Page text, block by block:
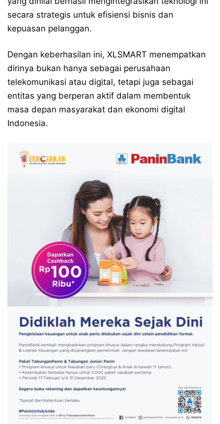
secara strategis untuk efisiensi bisnis dan
kepuasan pelanggan.
Dengan keberhasilan ini, XLSMART menempatkan
dirinya bukan hanya sebagai perusahaan
telekomunikasi atau digital, tetapi juga sebagai
entitas yang berperan aktif dalam membentuk
masa depan masyarakat dan ekonomi digital
Indonesia.